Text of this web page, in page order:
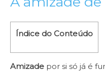
Índice do Conteúdo
Amizade por si só já é